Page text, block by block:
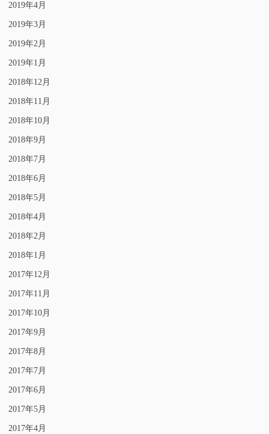
2019年4月
2019年3月
2019年2月
2019年1月
2018年12月
2018年11月
2018年10月
2018年9月
2018年7月
2018年6月
2018年5月
2018年4月
2018年2月
2018年1月
2017年12月
2017年11月
2017年10月
2017年9月
2017年8月
2017年7月
2017年6月
2017年5月
2017年4月